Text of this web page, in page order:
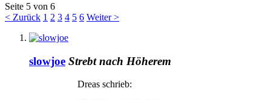
Seite 5 von 6
< Zurück 1 2 3 4 5 6 Weiter >
slowjoe Strebt nach Höherem
Dreas schrieb: